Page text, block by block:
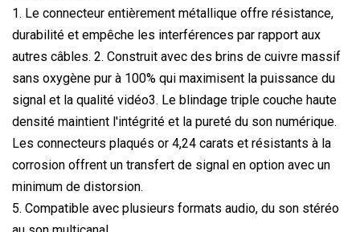
1. Le connecteur entièrement métallique offre résistance,
durabilité et empêche les interférences par rapport aux
autres câbles. 2. Construit avec des brins de cuivre massif
sans oxygène pur à 100% qui maximisent la puissance du
signal et la qualité vidéo3. Le blindage triple couche haute
densité maintient l'intégrité et la pureté du son numérique.
Les connecteurs plaqués or 4,24 carats et résistants à la
corrosion offrent un transfert de signal en option avec un
minimum de distorsion.
5. Compatible avec plusieurs formats audio, du son stéréo